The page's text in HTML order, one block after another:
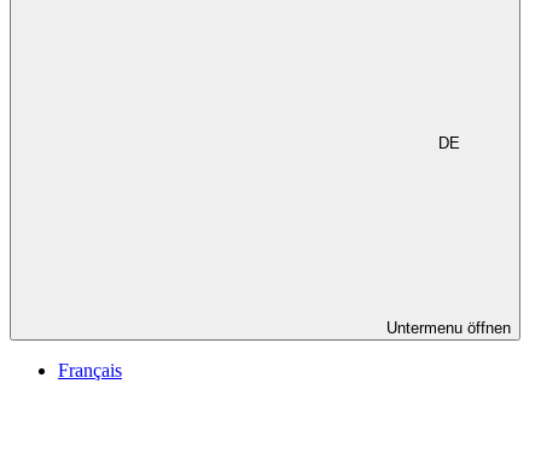
DE
Untermenu öffnen
Français